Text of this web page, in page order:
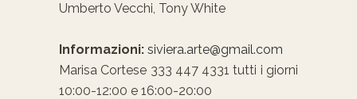
Umberto Vecchi, Tony White
Informazioni: siviera.arte@gmail.com
Marisa Cortese 333 447 4331 tutti i giorni
10:00-12:00 e 16:00-20:00